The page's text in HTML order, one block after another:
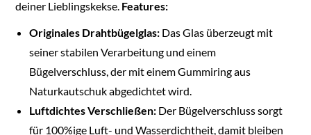
deiner Lieblingskekse. Features:
Originales Drahtbügelglas: Das Glas überzeugt mit
seiner stabilen Verarbeitung und einem
Bügelverschluss, der mit einem Gummiring aus
Naturkautschuk abgedichtet wird.
Luftdichtes Verschließen: Der Bügelverschluss sorgt
für 100%ige Luft- und Wasserdichtheit, damit bleiben